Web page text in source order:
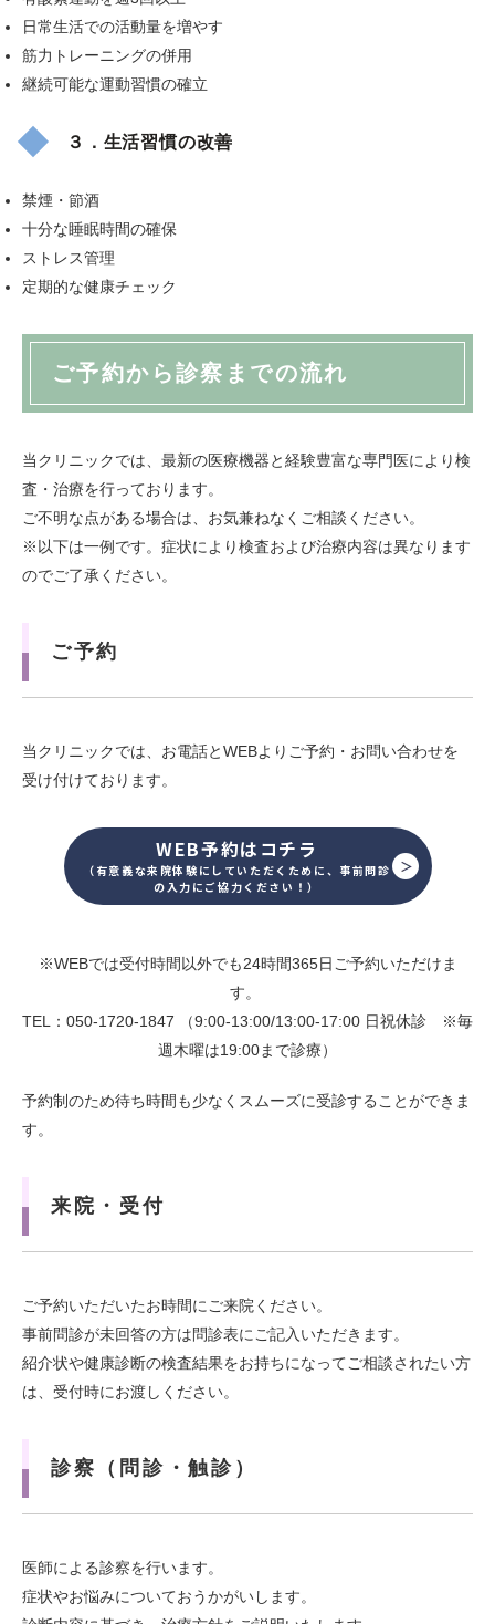
日常生活での活動量を増やす
筋力トレーニングの併用
継続可能な運動習慣の確立
３．生活習慣の改善
禁煙・節酒
十分な睡眠時間の確保
ストレス管理
定期的な健康チェック
ご予約から診察までの流れ
当クリニックでは、最新の医療機器と経験豊富な専門医により検
査・治療を行っております。
ご不明な点がある場合は、お気兼ねなくご相談ください。
※以下は一例です。症状により検査および治療内容は異なります
のでご了承ください。
ご予約
当クリニックでは、お電話とWEBよりご予約・お問い合わせを
受け付けております。
WEB予約はコチラ
（有意義な来院体験にしていただくために、事前問診
の入力にご協力ください！）
※WEBでは受付時間以外でも24時間365日ご予約いただけま
す。
TEL：050-1720-1847 （9:00-13:00/13:00-17:00 日祝休診 ※毎
週木曜は19:00まで診療）
予約制のため待ち時間も少なくスムーズに受診することができま
す。
来院・受付
ご予約いただいたお時間にご来院ください。
事前問診が未回答の方は問診表にご記入いただきます。
紹介状や健康診断の検査結果をお持ちになってご相談されたい方
は、受付時にお渡しください。
診察（問診・触診）
医師による診察を行います。
症状やお悩みについておうかがいします。